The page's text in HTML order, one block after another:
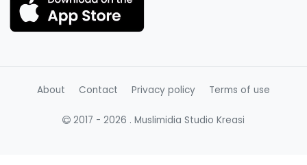
About Contact Privacy policy Terms of use
2017 - 2026 . Muslimidia Studio Kreasi